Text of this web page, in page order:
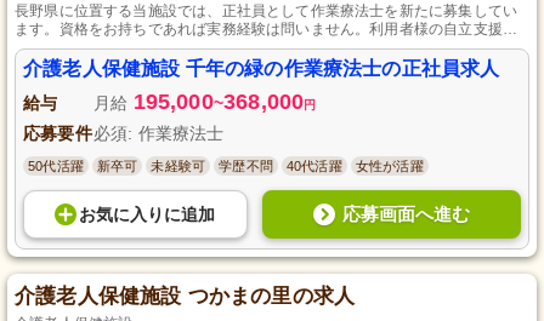
長野県に位置する当施設では、正社員として作業療法士を新たに募集してい
ます。資格をお持ちであれば実務経験は問いません。利用者様の自立支援を
心がけ、一人ひとりに合わせたリハビリテーションを提供しています。年間
休日は110日と十分にあり、頑張った分は賞与でしっかりと評価いたします。
自然豊かな長野県で、やりがいのある仕事を一緒にしませんか。
介護老人保健施設 千年の緑の作業療法士の正社員求人
給与 月給 195,000~368,000円
応募要件必須: 作業療法士
50代活躍 新卒可 未経験可 学歴不問 40代活躍 女性が活躍
お気に入り に追加 応募画面へ進む
介護老人保健施設 つかまの里の求人